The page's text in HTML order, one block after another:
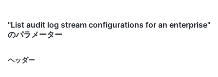
"List audit log stream configurations for an enterprise"
のパラメーター
ヘッダー